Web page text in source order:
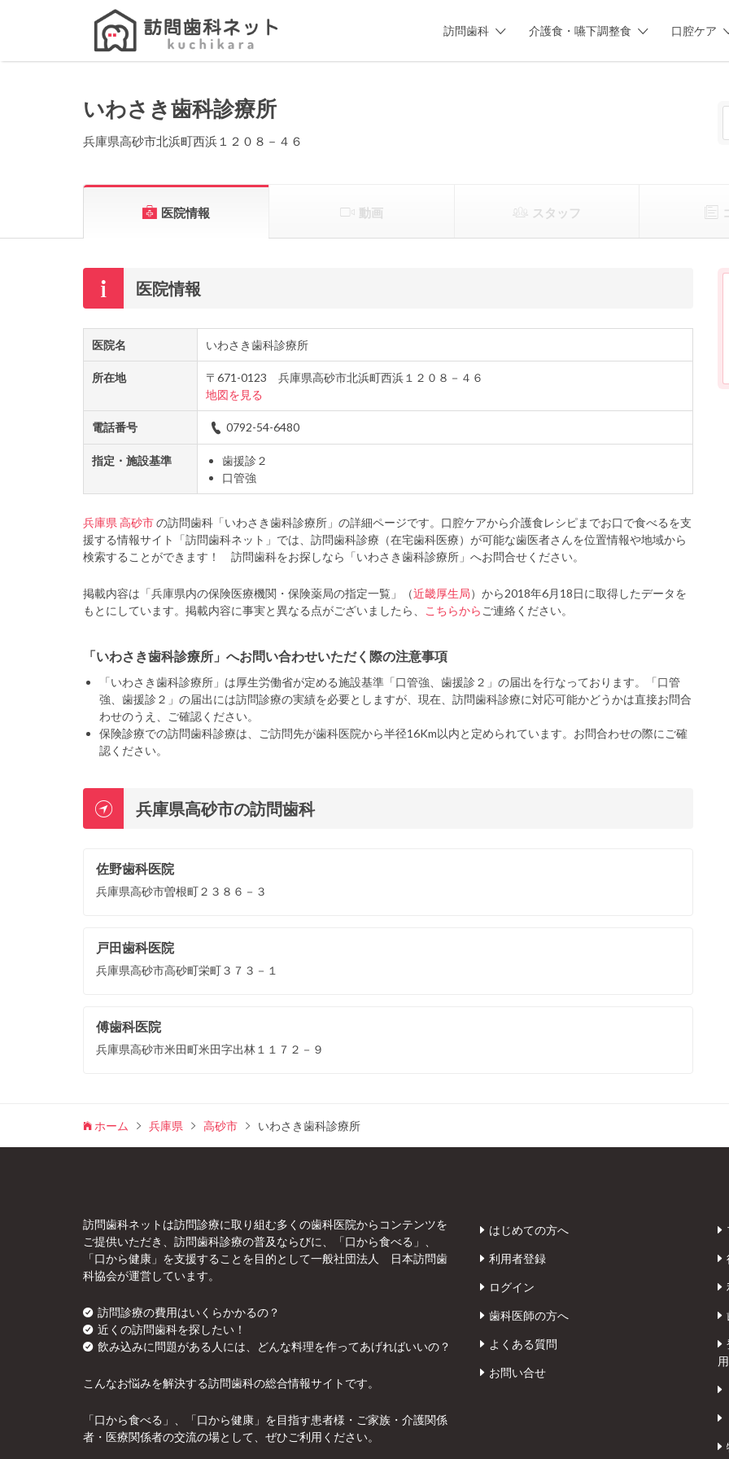
訪問歯科 介護食・嚥下調整食 口腔ケア
Search
いわさき歯科診療所
兵庫県高砂市北浜町西浜１２０８－４６
医院情報 動画 スタッフ
医院情報
医院名 いわさき歯科診療所
所在地
〒671-0123 兵庫県高砂市北浜町西浜１２０８－４６
地図を見る
電話番号 0792-54-6480
指定・施設基準
歯援診２
口管強
兵庫県 高砂市の訪問歯科「いわさき歯科診療所」の詳細ページです。口腔ケアから介護食レシピまでお口で食べるを支
援する情報サイト「訪問歯科ネット」では、訪問歯科診療（在宅歯科医療）が可能な歯医者さんを位置情報や地域から
検索することができます！ 訪問歯科をお探しなら「いわさき歯科診療所」へお問合せください。
掲載内容は「兵庫県内の保険医療機関・保険薬局の指定一覧」（近畿厚生局）から2018年6月18日に取得したデータを
もとにしています。掲載内容に事実と異なる点がございましたら、
こちらから ご連絡ください。
「いわさき歯科診療所」へお問い合わせいただく際の注意事項
「いわさき歯科診療所」は厚生労働省が定める施設基準「口管強、歯援診２」の届出を行なっております。「口管
強、歯援診２」の届出には訪問診療の実績を必要としますが、現在、訪問歯科診療に対応可能かどうかは直接お問合
わせのうえ、ご確認ください。
保険診療での訪問歯科診療は、ご訪問先が歯科医院から半径16Km以内と定められています。お問合わせの際にご確
認ください。
兵庫県高砂市の訪問歯科
佐野歯科医院
兵庫県高砂市曽根町２３８６－３
戸田歯科医院
兵庫県高砂市高砂町栄町３７３－１
傅歯科医院
兵庫県高砂市米田町米田字出林１１７２－９
ホーム 兵庫県 高砂市 いわさき歯科診療所
訪問歯科ネットは訪問診療に取り組む多くの歯科医院からコンテンツを
ご提供いただき、訪問歯科診療の普及ならびに、「口から食べる」、
「口から健康」を支援することを目的として一般社団法人 日本訪問歯
科協会が運営しています。
訪問診療の費用はいくらかかるの？
近くの訪問歯科を探したい！
飲み込みに問題がある人には、どんな料理を作ってあげればいいの？
こんなお悩みを解決する訪問歯科の総合情報サイトです。
「口から食べる」、「口から健康」を目指す患者様・ご家族・介護関係
者・医療関係者の交流の場として、ぜひご利用ください。
はじめての方へ
利用者登録
ログイン
歯科医師の方へ
よくある質問
お問い合せ